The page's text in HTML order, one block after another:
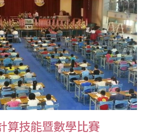
算技能暨數學比賽